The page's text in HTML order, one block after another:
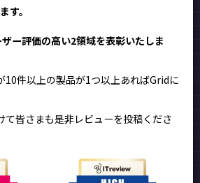
す。
ー評価の高い2領域を表彰いたしま
10件以上の製品が1つ以上あればGridに
皆さまも是非レビューを投稿くださ